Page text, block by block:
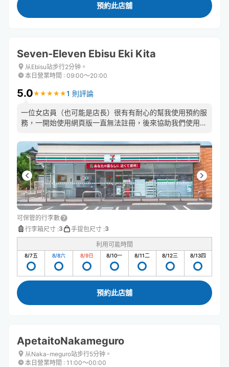
預約此店舖
Seven-Eleven Ebisu Eki Kita
从Ebisu站步行2分钟。
本日營業時間 : 09:00〜20:00
5.0★ ★ ★ ★ ★
★ ★ ★ ★ ★1 則評論
一位女店員（也可能是店長）很有有耐心的幫我使用預約服
務，一開始使用網頁版一直無法註冊，後來協助我們使用
可保管的行李數
行李箱尺寸 :3 手提包尺寸 :3
利用可能時間
8/7五 8/8六 8/9日 8/10一 8/11二 8/12三 8/13四
預約此店舖
ApetaitoNakameguro
从Naka-meguro站步行5分钟。
本日營業時間 : 11:00〜00:00